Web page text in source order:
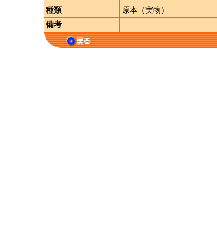
種類
原本（実物）
備考